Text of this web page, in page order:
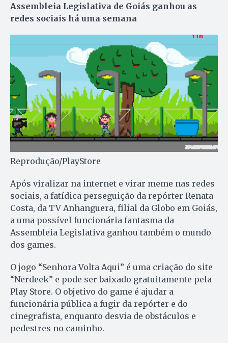
Assembleia Legislativa de Goiás ganhou as
redes sociais há uma semana
Reprodução/PlayStore
Após viralizar na internet e virar meme nas redes
sociais, a fatídica perseguição da repórter Renata
Costa, da TV Anhanguera, filial da Globo em Goiás,
a uma possível funcionária fantasma da
Assembleia Legislativa ganhou também o mundo
dos games.
O jogo “Senhora Volta Aqui” é uma criação do site
“Nerdeek” e pode ser baixado gratuitamente pela
Play Store. O objetivo do game é ajudar a
funcionária pública a fugir da repórter e do
cinegrafista, enquanto desvia de obstáculos e
pedestres no caminho.